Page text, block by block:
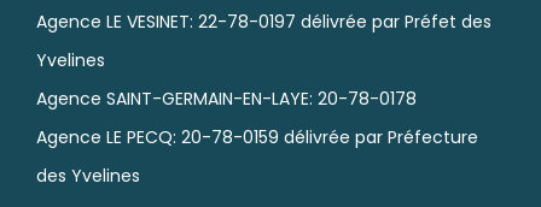
Agence LE VESINET: 22-78-0197 délivrée par Préfet des
Yvelines
Agence SAINT-GERMAIN-EN-LAYE: 20-78-0178
Agence LE PECQ: 20-78-0159 délivrée par Préfecture
des Yvelines